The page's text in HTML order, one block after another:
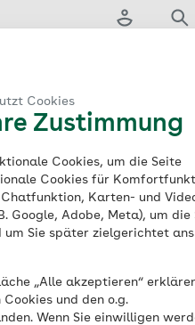
Cookies
Zustimmung
Cookies, um die Seite
Cookies für
Karten- und
Google, Adobe, Meta), um die
um Sie später zielgerichtet
„Alle akzeptieren“
und den o.g.
Wenn Sie einwilligen
Hamburg